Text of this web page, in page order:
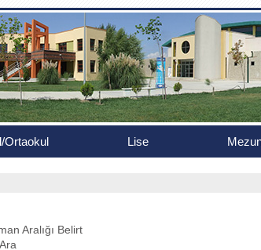
Ortaokul Lise
Aralığı Belirt